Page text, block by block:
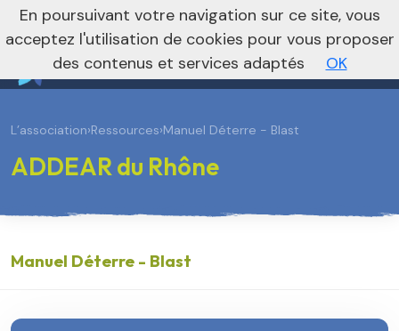
Vers le site national
L’association›Ressources›Manuel Déterre - Blast
ADDEAR du Rhône
Manuel Déterre - Blast
En poursuivant votre navigation sur ce site, vous
acceptez l'utilisation de cookies pour vous proposer
des contenus et services adaptés
OK